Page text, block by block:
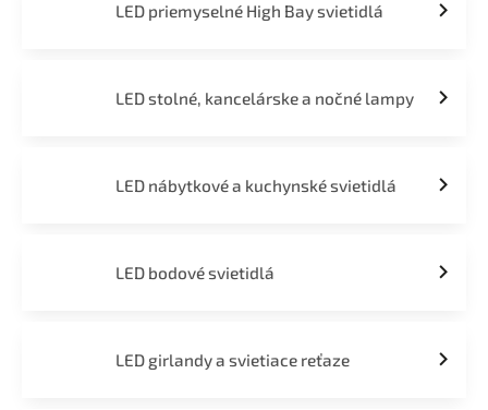
LED priemyselné High Bay svietidlá
LED stolné, kancelárske a nočné lampy
LED nábytkové a kuchynské svietidlá
LED bodové svietidlá
LED girlandy a svietiace reťaze